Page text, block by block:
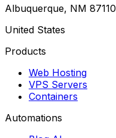
Albuquerque, NM 87110
United States
Products
Web Hosting
VPS Servers
Containers
Automations